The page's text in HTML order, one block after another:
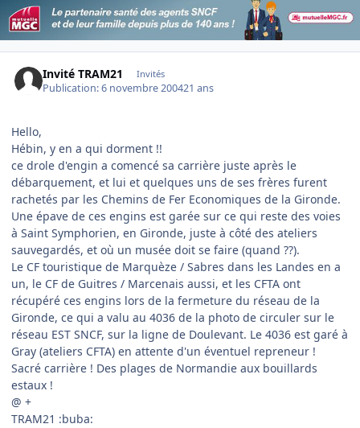
Invité TRAM21 Invités
Publication:6 novembre 200421 ans
Hello,
Hébin, y en a qui dorment !!
ce drole d'engin a comencé sa carrière juste après le
débarquement, et lui et quelques uns de ses frères furent
rachetés par les Chemins de Fer Economiques de la Gironde.
Une épave de ces engins est garée sur ce qui reste des voies
à Saint Symphorien, en Gironde, juste à côté des ateliers
sauvegardés, et où un musée doit se faire (quand ??).
Le CF touristique de Marquèze / Sabres dans les Landes en a
un, le CF de Guitres / Marcenais aussi, et les CFTA ont
récupéré ces engins lors de la fermeture du réseau de la
Gironde, ce qui a valu au 4036 de la photo de circuler sur le
réseau EST SNCF, sur la ligne de Doulevant. Le 4036 est garé à
Gray (ateliers CFTA) en attente d'un éventuel repreneur !
Sacré carrière ! Des plages de Normandie aux bouillards
estaux !
@ +
TRAM21 :buba: